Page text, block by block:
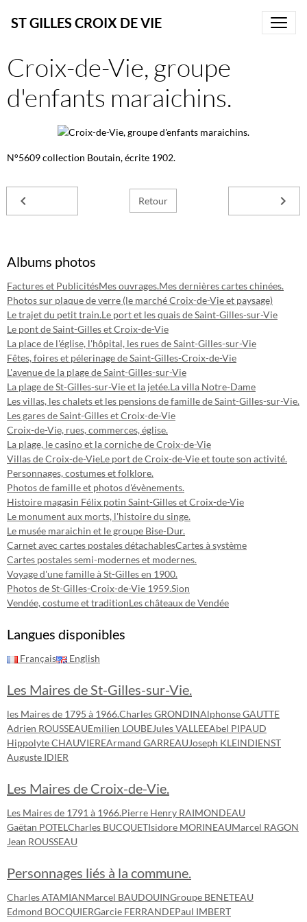
ST GILLES CROIX DE VIE
Croix-de-Vie, groupe
d'enfants maraichins.
N°5609 collection Boutain, écrite 1902.
Retour
Albums photos
Factures et PublicitésMes ouvrages.Mes dernières cartes chinées.
Photos sur plaque de verre (le marché Croix-de-Vie et paysage)
Le trajet du petit train.Le port et les quais de Saint-Gilles-sur-Vie
Le pont de Saint-Gilles et Croix-de-Vie
La place de l'église, l'hôpital, les rues de Saint-Gilles-sur-Vie
Fêtes, foires et pélerinage de Saint-Gilles-Croix-de-Vie
L'avenue de la plage de Saint-Gilles-sur-Vie
La plage de St-Gilles-sur-Vie et la jetée.La villa Notre-Dame
Les villas, les chalets et les pensions de famille de Saint-Gilles-sur-Vie.
Les gares de Saint-Gilles et Croix-de-Vie
Croix-de-Vie, rues, commerces, église.
La plage, le casino et la corniche de Croix-de-Vie
Villas de Croix-de-VieLe port de Croix-de-Vie et toute son activité.
Personnages, costumes et folklore.
Photos de famille et photos d'évènements.
Histoire magasin Félix potin Saint-Gilles et Croix-de-Vie
Le monument aux morts, l'histoire du singe.
Le musée maraichin et le groupe Bise-Dur.
Carnet avec cartes postales détachablesCartes à système
Cartes postales semi-modernes et modernes.
Voyage d'une famille à St-Gilles en 1900.
Photos de St-Gilles-Croix-de-Vie 1959.Sion
Vendée, costume et traditionLes châteaux de Vendée
Langues disponibles
Français English
Les Maires de St-Gilles-sur-Vie.
les Maires de 1795 à 1966.Charles GRONDINAlphonse GAUTTE
Adrien ROUSSEAUEmilien LOUBEJules VALLEEAbel PIPAUD
Hippolyte CHAUVIEREArmand GARREAUJoseph KLEINDIENST
Auguste IDIER
Les Maires de Croix-de-Vie.
Les Maires de 1791 à 1966.Pierre Henry RAIMONDEAU
Gaëtan POTEL Charles BUCQUETIsidore MORINEAUMarcel RAGON
Jean ROUSSEAU
Personnages liés à la commune.
Charles ATAMIANMarcel BAUDOUINGroupe BENETEAU
Edmond BOCQUIERGarcie FERRANDEPaul IMBERT